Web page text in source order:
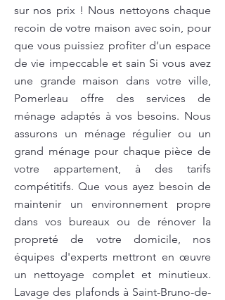
sur nos prix ! Nous nettoyons chaque
recoin de votre maison avec soin, pour
que vous puissiez profiter d’un espace
de vie impeccable et sain Si vous avez
une grande maison dans votre ville,
Pomerleau offre des services de
ménage adaptés à vos besoins. Nous
assurons un ménage régulier ou un
grand ménage pour chaque pièce de
votre appartement, à des tarifs
compétitifs. Que vous ayez besoin de
maintenir un environnement propre
dans vos bureaux ou de rénover la
propreté de votre domicile, nos
équipes d'experts mettront en œuvre
un nettoyage complet et minutieux.
Lavage des plafonds à Saint-Bruno-de-